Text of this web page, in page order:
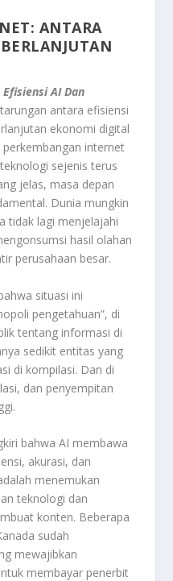
ANTARA
AI Dan
antara efisiensi
ekonomi digital
internet
sejenis terus
jelas, masa depan
Dunia mungkin
tidak lagi menjelajahi
hasil olahan
perusahaan besar.
situasi ini
pengetahuan”, di
tentang informasi di
sedikit entitas yang
di kompilasi. Dan di
dan penyempitan
bahwa AI membawa
akurasi, dan
menemukan
teknologi dan
konten. Beberapa
sudah
mewajibkan
membayar penerbit